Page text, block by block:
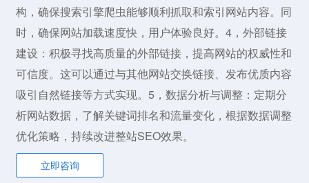
构，确保搜索引擎爬虫能够顺利抓取和索引网站内容。同
时，确保网站加载速度快，用户体验良好。4，外部链接
建设：积极寻找高质量的外部链接，提高网站的权威性和
可信度。这可以通过与其他网站交换链接、发布优质内容
吸引自然链接等方式实现。5，数据分析与调整：定期分
析网站数据，了解关键词排名和流量变化，根据数据调整
优化策略，持续改进整站SEO效果。
立即咨询